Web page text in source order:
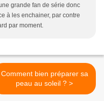
grande fan de série donc
à les enchainer, par contre
par moment.
Comment bien préparer sa
peau au soleil ? >